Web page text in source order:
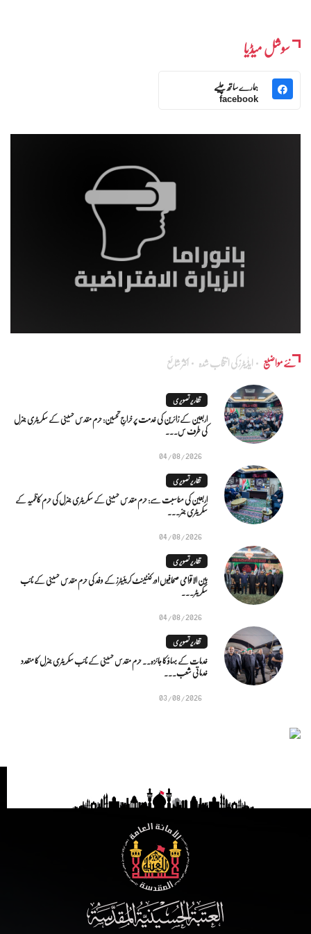
سوشل میڈیا
ہمارے ساتھ چلیے
facebook
نئے مواضیع ایڈٰیٹرز کی انتخاب شدہ اکثر شائع
تقاریر تصویری
اربعین کے زائرین کی خدمت پر خراجِ تحسین: حرم مقدس حسینی کے سکریٹری جنرل
کی طرف س...
04/08/2026
تقاریر تصویری
اربعین کی مناسبت سے: حرم مقدس حسینی کے سکریٹری جنرل کی حرم کاظمیہ کے
سکریٹری جنر...
04/08/2026
تقاریر تصویری
بین الاقوامی صحافیوں اور کنٹینٹ کریئیٹرز کے وفد کی حرم مقدس حسینی کے نائب
سکریٹر...
04/08/2026
تقاریر تصویری
خدمات کے بہاؤ کا جائزہ.. حرم مقدس حسینی کے نائب سکریٹری جنرل کا متعدد
خدماتی شعب...
03/08/2026